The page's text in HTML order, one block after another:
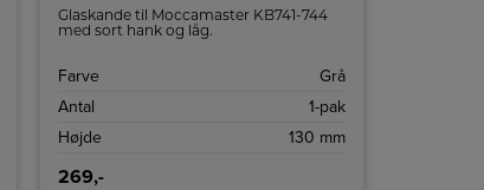
Glaskande til Moccamaster KB741-744
med sort hank og låg.
Farve
Grå
Antal
1-pak
Højde
130 mm
269,-